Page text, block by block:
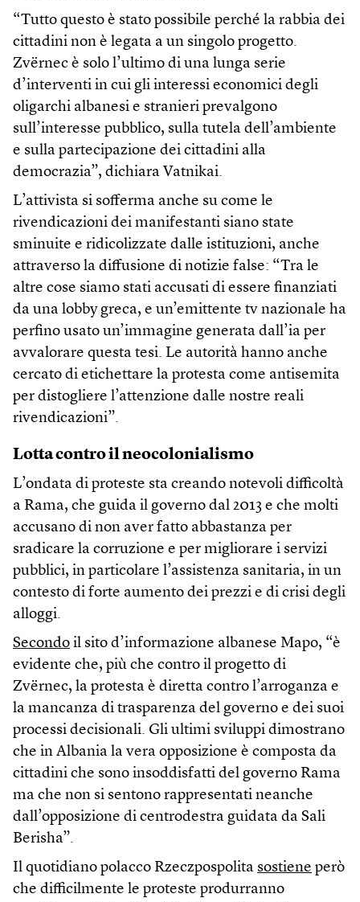
“Tutto questo è stato possibile perché la rabbia dei
cittadini non è legata a un singolo progetto.
Zvërnec è solo l’ultimo di una lunga serie
d’interventi in cui gli interessi economici degli
oligarchi albanesi e stranieri prevalgono
sull’interesse pubblico, sulla tutela dell’ambiente
e sulla partecipazione dei cittadini alla
democrazia”, dichiara Vatnikai.
L’attivista si sofferma anche su come le
rivendicazioni dei manifestanti siano state
sminuite e ridicolizzate dalle istituzioni, anche
attraverso la diffusione di notizie false: “Tra le
altre cose siamo stati accusati di essere finanziati
da una lobby greca, e un’emittente tv nazionale ha
perfino usato un’immagine generata dall’ia per
avvalorare questa tesi. Le autorità hanno anche
cercato di etichettare la protesta come antisemita
per distogliere l’attenzione dalle nostre reali
rivendicazioni”.
Lotta contro il neocolonialismo
L’ondata di proteste sta creando notevoli difficoltà
a Rama, che guida il governo dal 2013 e che molti
accusano di non aver fatto abbastanza per
sradicare la corruzione e per migliorare i servizi
pubblici, in particolare l’assistenza sanitaria, in un
contesto di forte aumento dei prezzi e di crisi degli
alloggi.
Secondo il sito d’informazione albanese Mapo, “è
evidente che, più che contro il progetto di
Zvërnec, la protesta è diretta contro l’arroganza e
la mancanza di trasparenza del governo e dei suoi
processi decisionali. Gli ultimi sviluppi dimostrano
che in Albania la vera opposizione è composta da
cittadini che sono insoddisfatti del governo Rama
ma che non si sentono rappresentati neanche
dall’opposizione di centrodestra guidata da Sali
Berisha”.
Il quotidiano polacco Rzeczpospolita sostiene però
che difficilmente le proteste produrranno